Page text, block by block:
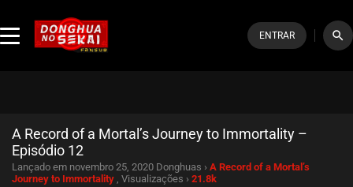
ENTRAR search
A Record of a Mortal’s Journey to Immortality –
Episódio 12
Lançado em novembro 25, 2020 Donghuas › A Record of a Mortal’s
Journey to Immortality , Visualizações › 21.8k